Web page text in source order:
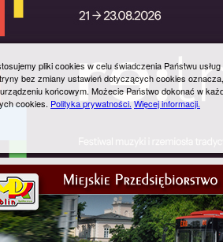
pliki cookies w celu świadczenia Państwu
bez zmiany ustawień dotyczących cookies
końcowym. Możecie Państwo dokonać w
cookies. Polityka prywatności.Więcej informacji.